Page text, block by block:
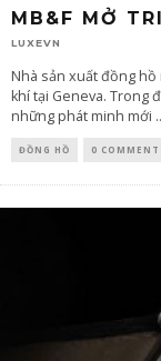
MB&F MỞ
LUXEVN
Nhà sản xuất đồng hồ
khí tại Geneva. Trong
những phát minh mới
ĐỒNG HỒ 0